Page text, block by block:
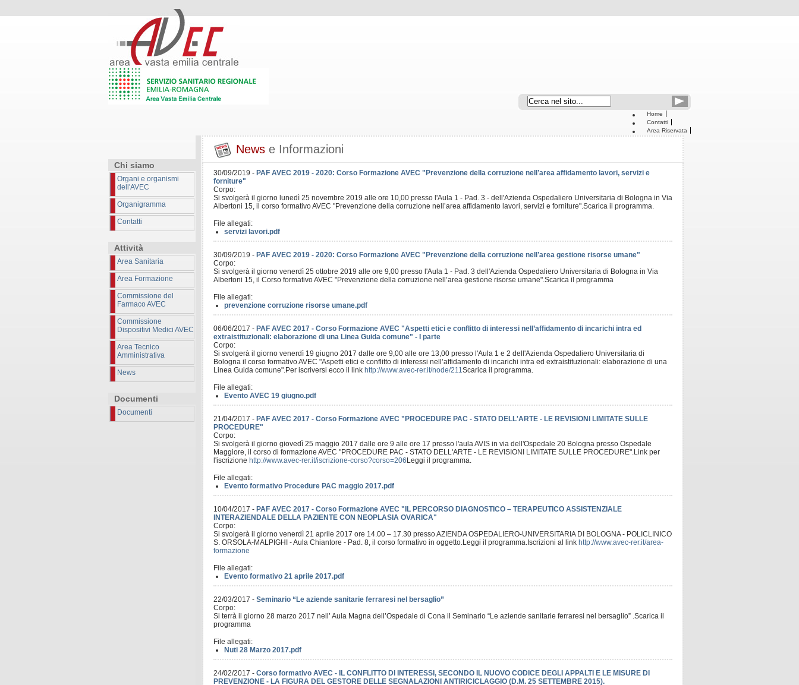
Home
Contatti
Area Riservata
Chi siamo
Organi e organismi
dell'AVEC
Organigramma
Contatti
Attività
Area Sanitaria
Area Formazione
Commissione del
Farmaco AVEC
Commissione
Dispositivi Medici AVEC
Area Tecnico
Amministrativa
News
Documenti
Documenti
News e Informazioni
30/09/2019 - PAF AVEC 2019 - 2020: Corso Formazione AVEC "Prevenzione della corruzione nell’area affidamento lavori, servizi e
forniture"
Corpo:
Si svolgerà il giorno lunedì 25 novembre 2019 alle ore 10,00 presso l'Aula 1 - Pad. 3 - dell'Azienda Ospedaliero Universitaria di Bologna in Via
Albertoni 15, il corso formativo AVEC "Prevenzione della corruzione nell’area affidamento lavori, servizi e forniture".Scarica il programma.
File allegati:
servizi lavori.pdf
30/09/2019 - PAF AVEC 2019 - 2020: Corso Formazione AVEC "Prevenzione della corruzione nell’area gestione risorse umane"
Corpo:
Si svolgerà il giorno venerdì 25 ottobre 2019 alle ore 9,00 presso l'Aula 1 - Pad. 3 dell'Azienda Ospedaliero Universitaria di Bologna in Via
Albertoni 15, il Corso formativo AVEC "Prevenzione della corruzione nell’area gestione risorse umane".Scarica il programma
File allegati:
prevenzione corruzione risorse umane.pdf
06/06/2017 - PAF AVEC 2017 - Corso Formazione AVEC "Aspetti etici e conflitto di interessi nell’affidamento di incarichi intra ed
extraistituzionali: elaborazione di una Linea Guida comune" - I parte
Corpo:
Si svolgerà il giorno venerdì 19 giugno 2017 dalle ore 9,00 alle ore 13,00 presso l'Aula 1 e 2 dell'Azienda Ospedaliero Universitaria di
Bologna il corso formativo AVEC "Aspetti etici e conflitto di interessi nell’affidamento di incarichi intra ed extraistituzionali: elaborazione di una
Linea Guida comune".Per iscriversi ecco il link http://www.avec-rer.it/node/211Scarica il programma.
File allegati:
Evento AVEC 19 giugno.pdf
21/04/2017 - PAF AVEC 2017 - Corso Formazione AVEC "PROCEDURE PAC - STATO DELL'ARTE - LE REVISIONI LIMITATE SULLE
PROCEDURE"
Corpo:
Si svolgerà il giorno giovedì 25 maggio 2017 dalle ore 9 alle ore 17 presso l'aula AVIS in via dell'Ospedale 20 Bologna presso Ospedale
Maggiore, il corso di formazione AVEC "PROCEDURE PAC - STATO DELL'ARTE - LE REVISIONI LIMITATE SULLE PROCEDURE".Link per
l'iscrizione http://www.avec-rer.it/iscrizione-corso?corso=206 Leggi il programma.
File allegati:
Evento formativo Procedure PAC maggio 2017.pdf
10/04/2017 - PAF AVEC 2017 - Corso Formazione AVEC "IL PERCORSO DIAGNOSTICO – TERAPEUTICO ASSISTENZIALE
INTERAZIENDALE DELLA PAZIENTE CON NEOPLASIA OVARICA"
Corpo:
Si svolgerà il giorno venerdì 21 aprile 2017 ore 14.00 – 17.30 presso AZIENDA OSPEDALIERO‐UNIVERSITARIA DI BOLOGNA ‐ POLICLINICO
S. ORSOLA‐MALPIGHI - Aula Chiantore - Pad. 8, il corso formativo in oggetto.Leggi il programma.Iscrizioni al link http://www.avec-rer.it/area-
formazione
File allegati:
Evento formativo 21 aprile 2017.pdf
22/03/2017 - Seminario “Le aziende sanitarie ferraresi nel bersaglio”
Corpo:
Si terrà il giorno 28 marzo 2017 nell’ Aula Magna dell’Ospedale di Cona il Seminario “Le aziende sanitarie ferraresi nel bersaglio” .Scarica il
programma
File allegati:
Nuti 28 Marzo 2017.pdf
24/02/2017 - Corso formativo AVEC - IL CONFLITTO DI INTERESSI, SECONDO IL NUOVO CODICE DEGLI APPALTI E LE MISURE DI
PREVENZIONE - LA FIGURA DEL GESTORE DELLE SEGNALAZIONI ANTIRICICLAGGIO (D.M. 25 SETTEMBRE 2015).